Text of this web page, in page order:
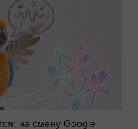
на смену Google